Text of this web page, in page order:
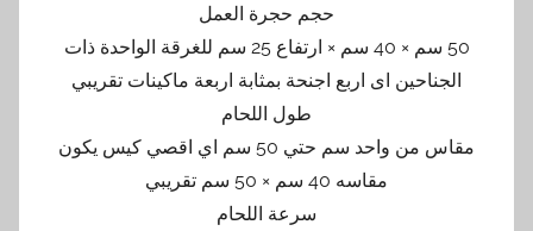
حجم حجرة العمل
50 سم × 40 سم × ارتفاع 25 سم للغرقة الواحدة ذات
الجناحين اى اربع اجنحة بمثابة اربعة ماكينات تقريبي
طول اللحام
مقاس من واحد سم حتي 50 سم اي اقصي كيس يكون
مقاسه 40 سم × 50 سم تقريبي
سرعة اللحام